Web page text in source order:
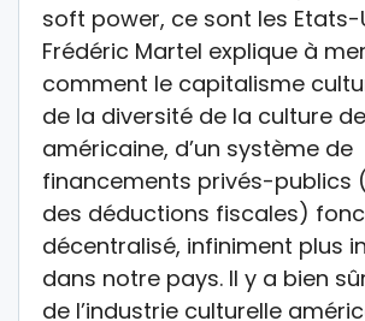
soft power, ce sont les Etats-
Frédéric Martel explique à
comment le capitalisme
de la diversité de la culture
américaine, d’un système de
financements privés-publics
des déductions fiscales)
décentralisé, infiniment plus
dans notre pays. Il y a bien
de l’industrie culturelle